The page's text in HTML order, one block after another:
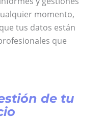
momento,
tus datos están
que
de tu